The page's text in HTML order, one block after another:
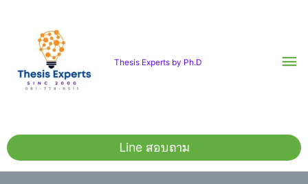
content
Thesis Experts by Ph.D
Line สอบถาม